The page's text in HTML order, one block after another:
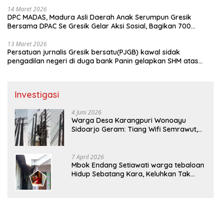
14 Maret 2026
DPC MADAS, Madura Asli Daerah Anak Serumpun Gresik
Bersama DPAC Se Gresik Gelar Aksi Sosial, Bagikan 700
13 Maret 2026
Persatuan jurnalis Gresik bersatu(PJGB) kawal sidak
pengadilan negeri di duga bank Panin gelapkan SHM atas
Investigasi
4 Juni 2026
Warga Desa Karangpuri Wonoayu
Sidoarjo Geram: Tiang Wifi Semrawut,
7 April 2026
Mbok Endang Setiawati warga tebaloan
Hidup Sebatang Kara, Keluhkan Tak